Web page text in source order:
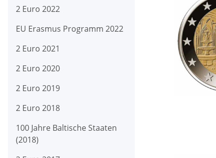
2 Euro 2022
EU Erasmus Programm 2022
2 Euro 2021
2 Euro 2020
2 Euro 2019
2 Euro 2018
100 Jahre Baltische Staaten
(2018)